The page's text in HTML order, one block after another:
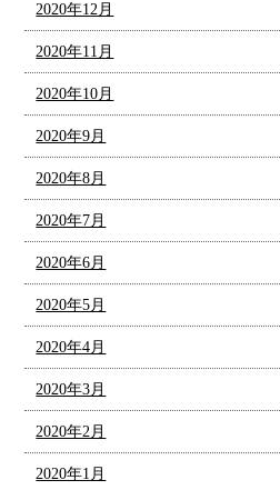
2020年12月
2020年11月
2020年10月
2020年9月
2020年8月
2020年7月
2020年6月
2020年5月
2020年4月
2020年3月
2020年2月
2020年1月